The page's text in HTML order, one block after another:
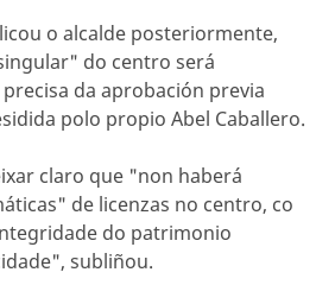
o alcalde posteriormente,
do centro será
da aprobación previa
polo propio Abel Caballero.
claro que "non haberá
de licenzas no centro, co
do patrimonio
subliñou.